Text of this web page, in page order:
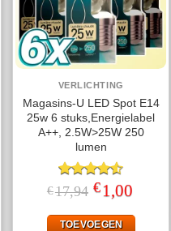
VERLICHTING
Magasins-U LED Spot E14
25w 6 stuks,Energielabel
A++, 2.5W>25W 250
lumen
Gewaardeerd
4.50 uit 5
€17,94 Oorspronkelijke
prijs
€17,94.
€ 1,00
€1,00.
TOEVOEGEN